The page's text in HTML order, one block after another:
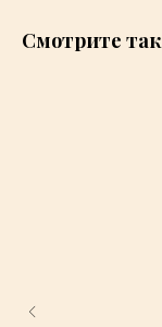
Смотрите